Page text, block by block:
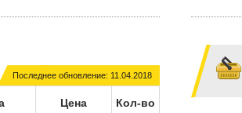
Последнее обновление: 11.04.2018
Цена Кол-во